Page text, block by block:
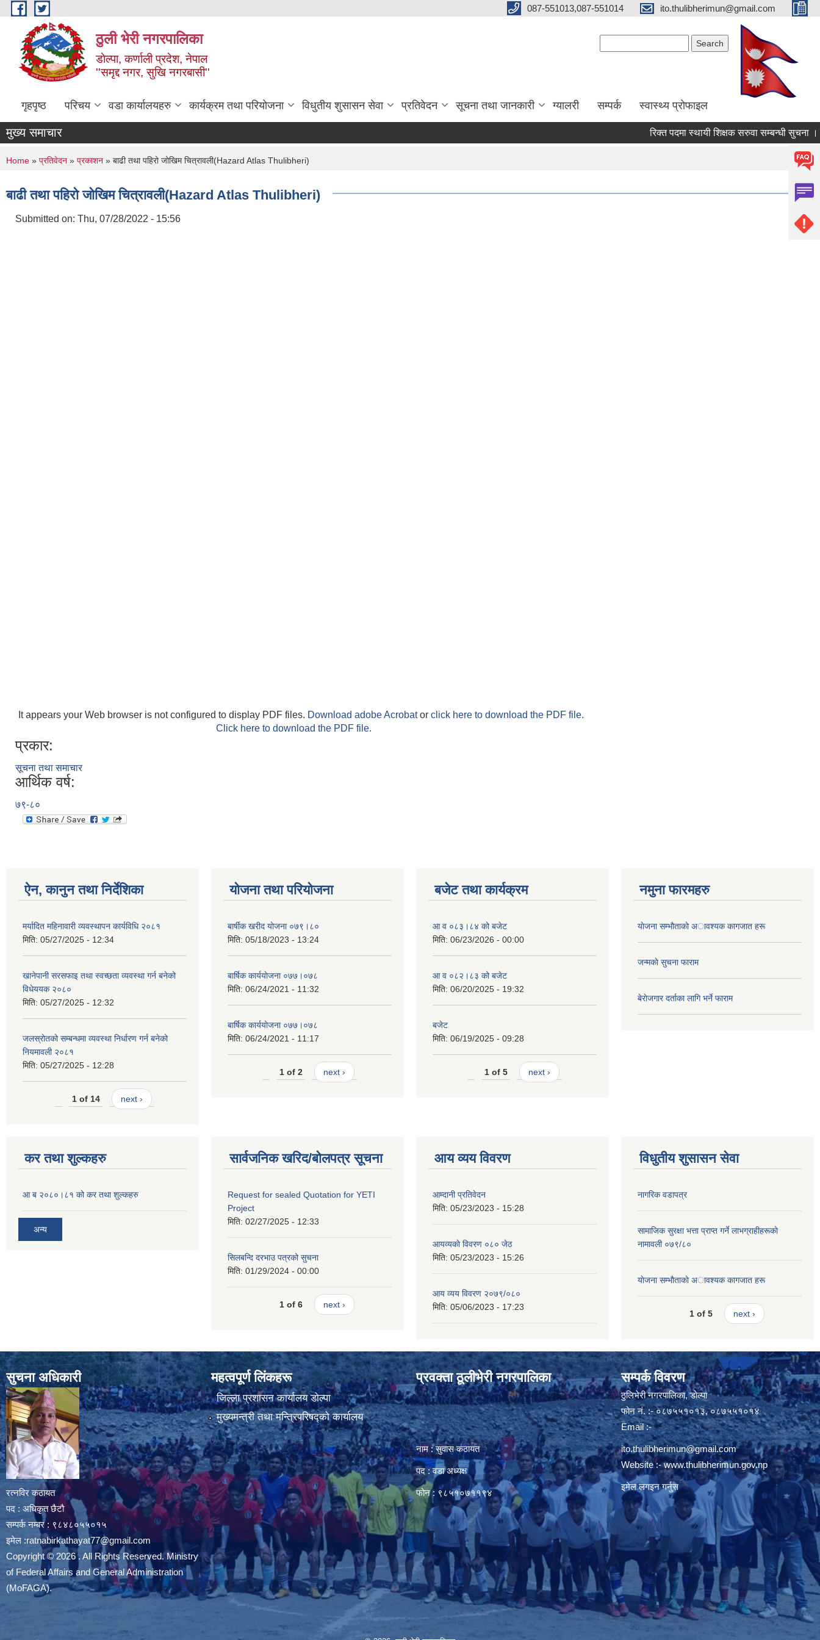
Skip to main content 087-551013,087-551014 ito.thulibherimun@gmail.com
ठुली भेरी नगरपालिका
डाेल्पा, कर्णाली प्रदेश, नेपाल
''समृद्द नगर, सुखि नगरबासी''
गृहपृष्ठ परिचय वडा कार्यालयहरु कार्यक्रम तथा परियोजना विधुतीय शुसासन सेवा प्रतिवेदन सूचना तथा जानकारी ग्यालरी सम्पर्क स्वास्थ्य प्राेफाइल
मुख्य समाचार रिक्त पदमा स्थायी शिक्षक सरुवा सम्बन्धी सुचना ।
You are here
Home » प्रतिवेदन » प्रकाशन » बाढी तथा पहिरो जोखिम चित्रावली(Hazard Atlas Thulibheri)
बाढी तथा पहिरो जोखिम चित्रावली(Hazard Atlas Thulibheri)
Submitted on: Thu, 07/28/2022 - 15:56
It appears your Web browser is not configured to display PDF files. Download adobe Acrobator click here to download the PDF file.
Click here to download the PDF file.
प्रकार:
सूचना तथा समाचार
आर्थिक वर्ष:
७९-८०
ऐन, कानुन तथा निर्देशिका
मर्यादित महिनावारी व्यवस्थापन कार्यविधि २०८१
मिति: 05/27/2025 - 12:34
खानेपानी सरसफाइ तथा स्वच्छता व्यवस्था गर्न बनेको
विधेययक २०८०
मिति: 05/27/2025 - 12:32
जलस्रोतको सम्बन्धमा व्यवस्था निर्धारण गर्न बनेको
नियमावली २०८१
मिति: 05/27/2025 - 12:28
1 of 14 next ›
योजना तथा परियोजना
बार्षीक खरीद योजना ०७९।८०
मिति: 05/18/2023 - 13:24
बार्षिक कार्ययाेजना ०७७।०७८
मिति: 06/24/2021 - 11:32
बार्षिक कार्ययाेजना ०७७।०७८
मिति: 06/24/2021 - 11:17
1 of 2 next ›
बजेट तथा कार्यक्रम
आ व ०८३।८४ को बजेट
मिति: 06/23/2026 - 00:00
आ व ०८२।८३ को बजेट
मिति: 06/20/2025 - 19:32
बजेट
मिति: 06/19/2025 - 09:28
1 of 5 next ›
नमुना फारमहरु
याेजना सम्भाैताकाे अावश्यक कागजात हरू
जन्मकाे सुचना फाराम
बेराेजगार दर्ताका लागि भर्ने फाराम
कर तथा शुल्कहरु
आ ब २०८०।८१ को कर तथा शुल्कहरु
अन्य
सार्वजनिक खरिद/बोलपत्र सूचना
Request for sealed Quotation for YETI
Project
मिति: 02/27/2025 - 12:33
सिलबन्दि दरभाउ पत्रको सुचना
मिति: 01/29/2024 - 00:00
1 of 6 next ›
आय व्यय विवरण
आम्दानी प्रतिवेदन
मिति: 05/23/2023 - 15:28
आयव्यकाे विवरण ०८० जेठ
मिति: 05/23/2023 - 15:26
आय व्यय विवरण २०७९/०८०
मिति: 05/06/2023 - 17:23
विधुतीय शुसासन सेवा
नागरिक वडापत्र
सामाजिक सुरक्षा भत्ता प्राप्त गर्ने लाभग्राहीहरूकाे
नामावली ०७९/८०
याेजना सम्भाैताकाे अावश्यक कागजात हरू
1 of 5 next ›
सुचना अधिकारी
रत्नविर कठायत
पद : अधिकृत छैटौ
सम्पर्क नम्बर : ९८४८०५५०१५
इमेल :ratnabirkathayat77@gmail.com
Copyright © 2026 . All Rights Reserved. Ministry
of Federal Affairs and General Administration
(MoFAGA).
महत्वपूर्ण लिंकहरू
जिल्ला प्रशासन कार्यालय डाेल्पा
मुख्यमन्त्री तथा मन्त्रिपरिषद्को कार्यालय
प्रवक्ता ठूलीभेरी नगरपालिका
नाम : सुवास कठायत
पद : वडा अध्यक्ष
फोन : ९८५१०७११९४
सम्पर्क विवरण
ठुलिभेरी नगरपालिका, डोल्पा
फोन नं. :- ०८७५५१०१३, ०८७५५१०१४
Email :-
ito.thulibherimun@gmail.com
Website :-www.thulibherimun.gov.np
इमेल लगइन गर्नुस